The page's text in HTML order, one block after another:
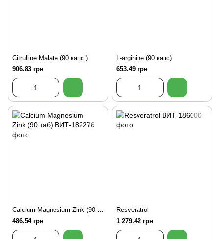
Citrulline Malate (90 капс.)
906.83 грн
L-arginine (90 капс)
653.49 грн
486.54 грн
Resveratrol
1 279.42 грн